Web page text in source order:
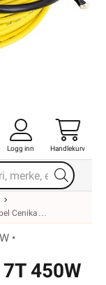
Logg inn Handlekurv
Cenika
•
450W